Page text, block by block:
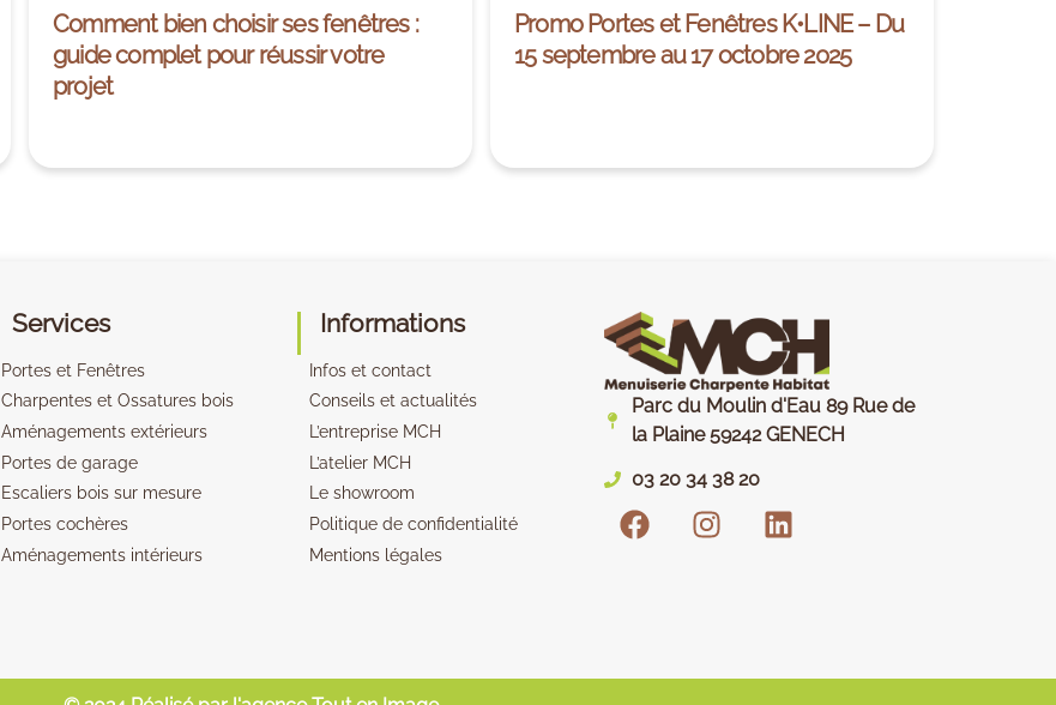
Comment bien choisir ses fenêtres :
guide complet pour réussir votre
projet
Promo Portes et Fenêtres K•LINE – Du
15 septembre au 17 octobre 2025
Services
Portes et Fenêtres
Charpentes et Ossatures bois
Aménagements extérieurs
Portes de garage
Escaliers bois sur mesure
Portes cochères
Aménagements intérieurs
Informations
Infos et contact
Conseils et actualités
L’entreprise MCH
L’atelier MCH
Le showroom
Politique de confidentialité
Mentions légales
Parc du Moulin d'Eau 89 Rue de
la Plaine 59242 GENECH
03 20 34 38 20